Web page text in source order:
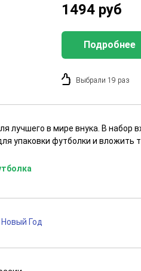
1494 руб
Подробнее
Выбрали 19 раз
лучшего в мире внука. В
упаковки футболки и вложить
Новый Год